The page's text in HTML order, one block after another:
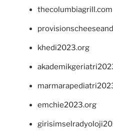
thecolumbiagrill.com
khedi2023.org
emchie2023.org